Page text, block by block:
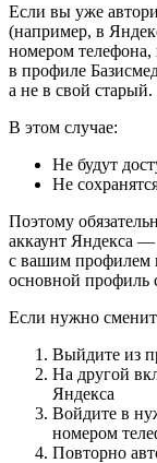
Если вы уже
(например, в
номером
в профиле
а не в свой старый.
В этом случае:
Не будут
Не
Поэтому
аккаунт Яндекса —
с вашим профилем
основной профиль
Если нужно
Выйдите из
На другой
Яндекса
Войдите в
номером
Повторно